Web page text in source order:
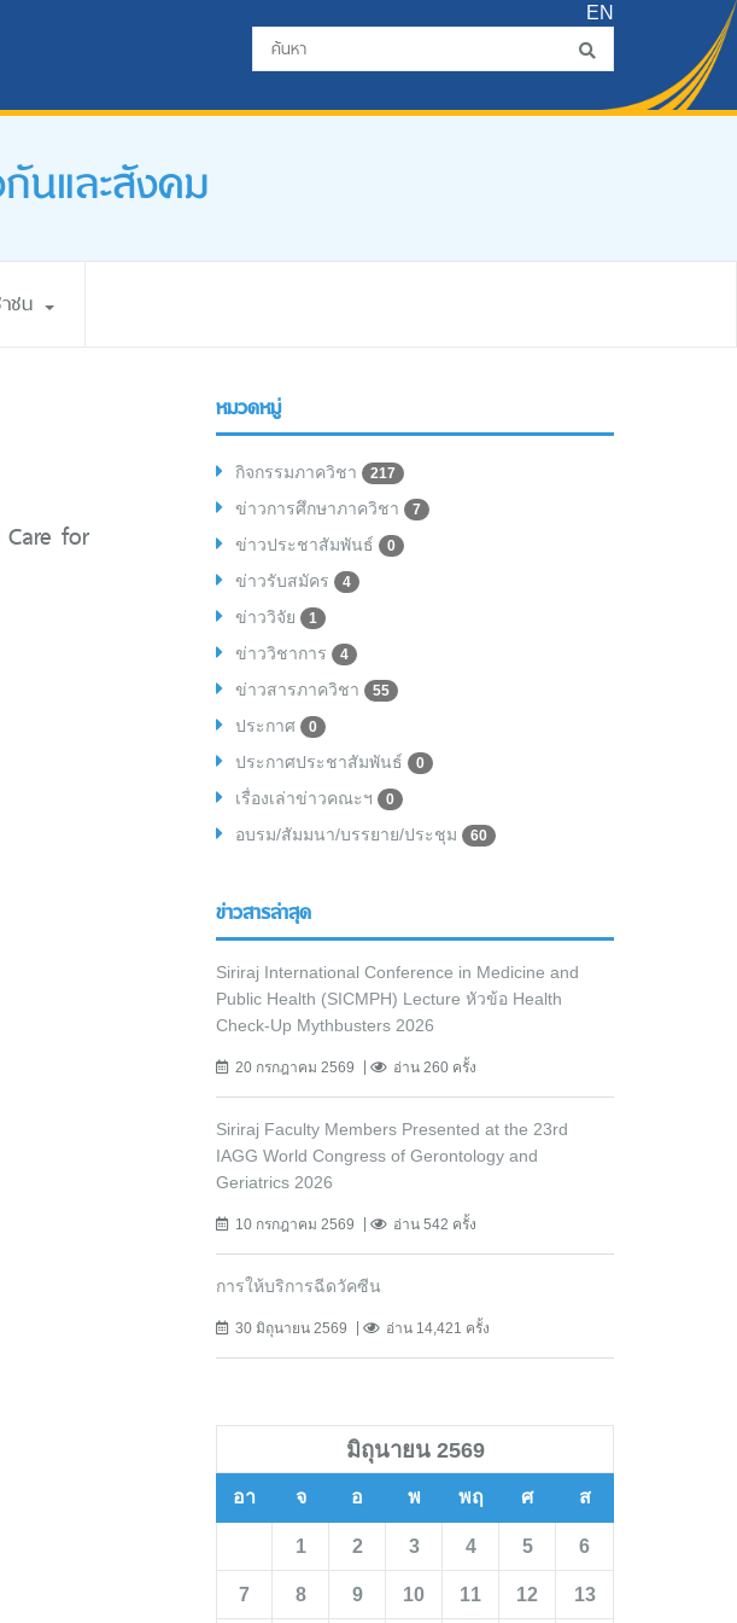
EN
นและสังคม
ชน
Care for
หมวดหมู่
กิจกรรมภาควิชา 217
ข่าวการศึกษาภาควิชา 7
ข่าวประชาสัมพันธ์ 0
ข่าวรับสมัคร 4
ข่าววิจัย 1
ข่าววิชาการ 4
ข่าวสารภาควิชา 55
ประกาศ 0
ประกาศประชาสัมพันธ์ 0
เรื่องเล่าข่าวคณะฯ 0
อบรม/สัมมนา/บรรยาย/ประชุม 60
ข่าวสารล่าสุด
Siriraj International Conference in Medicine and
Public Health (SICMPH) Lecture หัวข้อ Health
Check-Up Mythbusters 2026
20 กรกฎาคม 2569 อ่าน 260 ครั้ง
Siriraj Faculty Members Presented at the 23rd
IAGG World Congress of Gerontology and
Geriatrics 2026
10 กรกฎาคม 2569 อ่าน 542 ครั้ง
การให้บริการฉีดวัคซีน
30 มิถุนายน 2569 อ่าน 14,421 ครั้ง
มิถุนายน 2569
อา จ อ พ พฤ ศ ส
1 2 3 4 5 6
7 8 9 10 11 12 13